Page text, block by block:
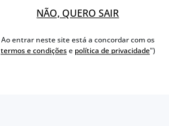
NÃO, QUERO SAIR
Ao entrar neste site está a concordar com os
termos e condiçõese política de privacidade")